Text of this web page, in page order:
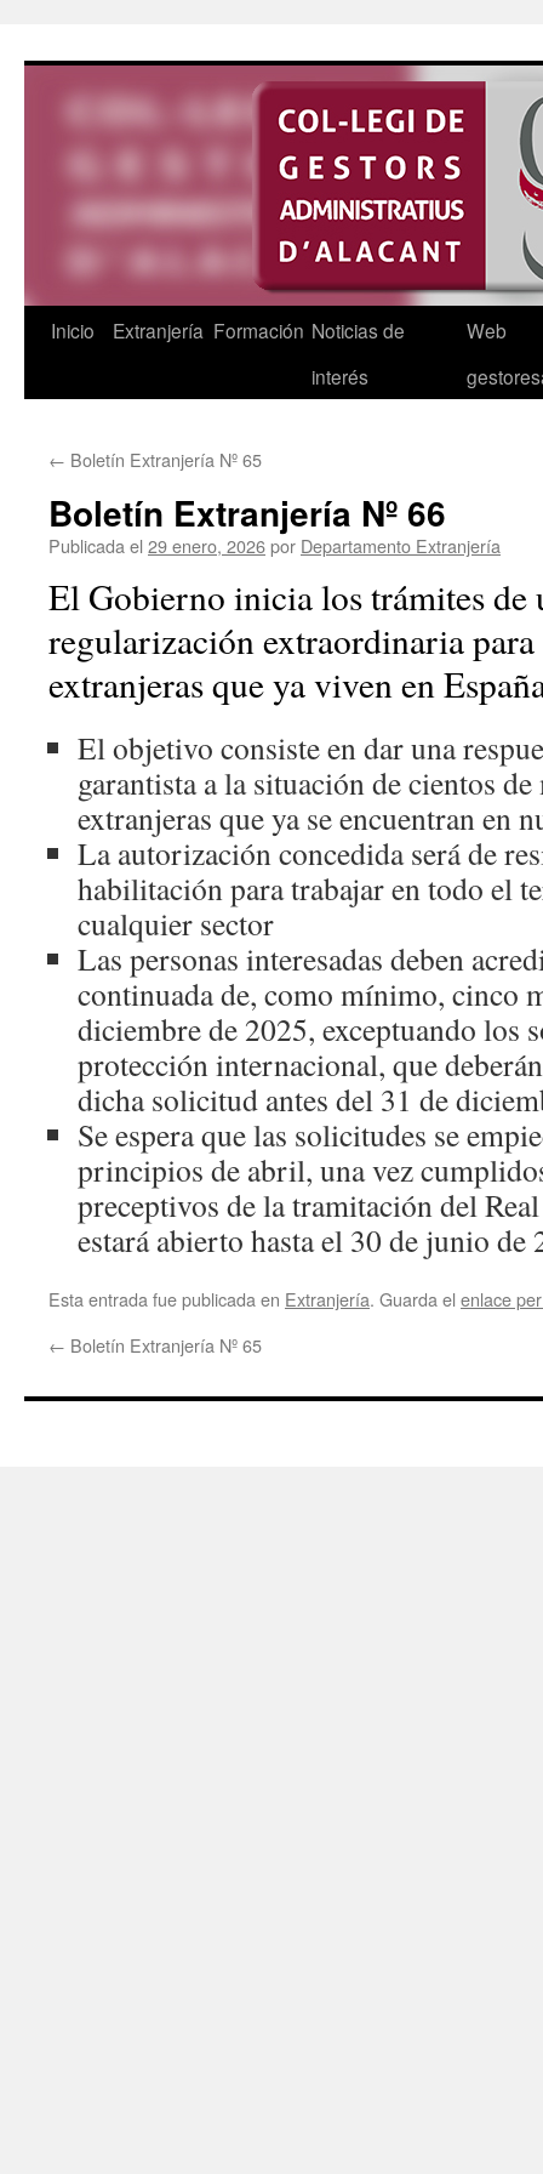
Inicio Extranjería Formación Noticias de
interés
Web
← Boletín Extranjería Nº 65
Boletín Extranjería Nº 66
Publicada el 29 enero, 2026por Departamento Extranjería
El Gobierno inicia los trámites de
regularización extraordinaria para
extranjeras que ya viven en
El objetivo consiste en dar una
garantista a la situación de cientos
extranjeras que ya se encuentran en
La autorización concedida será de
habilitación para trabajar en todo el
cualquier sector
Las personas interesadas deben
continuada de, como mínimo, cinco
diciembre de 2025, exceptuando los
protección internacional, que
dicha solicitud antes del 31 de
Se espera que las solicitudes se
principios de abril, una vez
preceptivos de la tramitación del
estará abierto hasta el 30 de junio de
Esta entrada fue publicada en Extranjería. Guarda el enlace
← Boletín Extranjería Nº 65